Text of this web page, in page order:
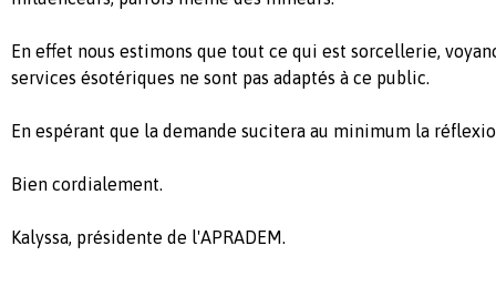
En effet nous estimons que tout ce qui est sorcellerie,
services ésotériques ne sont pas adaptés à ce public.
En espérant que la demande sucitera au minimum la
Bien cordialement.
Kalyssa, présidente de l'APRADEM.